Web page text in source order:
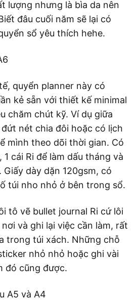
lượng nhưng là bìa da nên
đâu cuối năm sẽ lại có
sổ yêu thích hehe.
quyển planner này có
kẻ sẵn với thiết kế minimal
chăm chút kỹ. Ví dụ giữa
nét chia đôi hoặc có lịch
mình theo dõi thời gian. Có
cái Ri để làm dấu tháng và
Giấy dày dặn 120gsm, có
túi nho nhỏ ở bên trong sổ.
tô vẽ bullet journal Ri cứ lôi
và ghi lại việc cần làm, rất
trong túi xách. Những chỗ
nhỏ nhỏ hoặc ghi vài
đó cũng được.
A5 và A4